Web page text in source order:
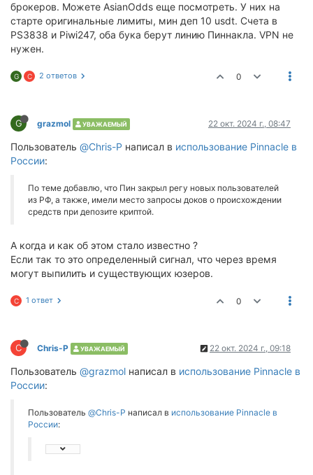
брокеров. Можете AsianOdds еще посмотреть. У них на
старте оригинальные лимиты, мин деп 10 usdt. Счета в
PS3838 и Piwi247, оба бука берут линию Пиннакла. VPN не
нужен.
G C 2 ответов 0
G grazmol УВАЖАЕМЫЙ 22 окт. 2024 г., 08:47
Пользователь @Chris-P написал в использование Pinnacle в
России:
По теме добавлю, что Пин закрыл регу новых пользователей
из РФ, а также, имели место запросы доков о происхождении
средств при депозите криптой.
А когда и как об этом стало известно ?
Если так то это определенный сигнал, что через время
могут выпилить и существующих юзеров.
C 1 ответ 0
C Chris-P УВАЖАЕМЫЙ 22 окт. 2024 г., 09:18
Пользователь @grazmol написал в использование Pinnacle в
России:
Пользователь @Chris-P написал в использование Pinnacle в
России: